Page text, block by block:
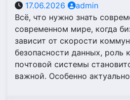
17.06.2026
admin
Всё, что нужно знать
современном мире, когда
зависит от скорости
безопасности данных, роль
почтовой системы
важной. Особенно